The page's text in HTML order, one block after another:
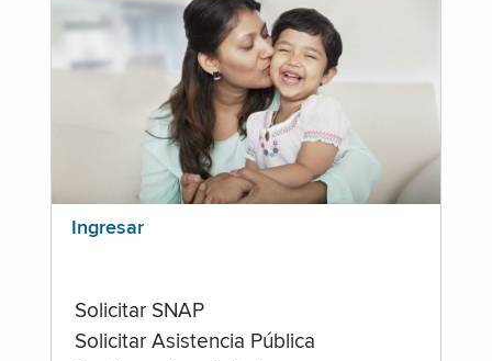
Ingresar
Solicitar SNAP
Solicitar Asistencia Pública